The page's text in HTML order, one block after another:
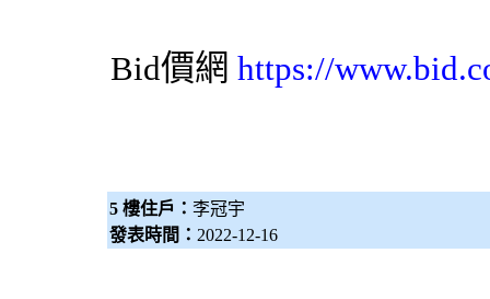
Bid價網 https://
5 樓住戶： 李冠宇
發表時間： 2022-12-16